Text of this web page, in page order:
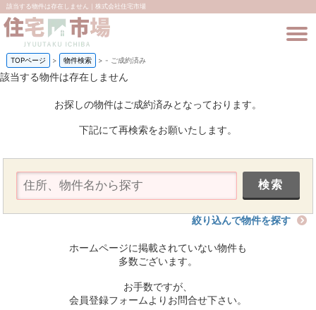
該当する物件は存在しません｜株式会社住宅市場
TOPページ > 物件検索 > - ご成約済み
該当する物件は存在しません
お探しの物件はご成約済みとなっております。
下記にて再検索をお願いたします。
絞り込んで物件を探す
ホームページに掲載されていない物件も
多数ございます。
お手数ですが、
会員登録フォームよりお問合せ下さい。